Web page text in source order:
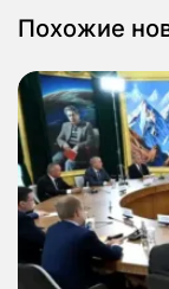
Похожие